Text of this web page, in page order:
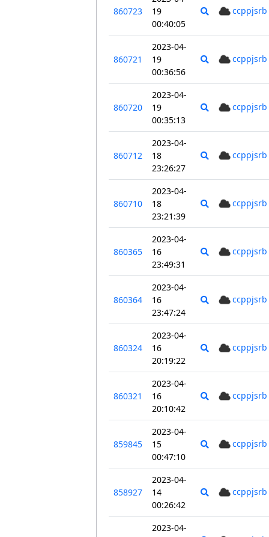
860723
19
00:40:05
ccppjsrb
860721
2023-04-
19
00:36:56
ccppjsrb
860720
2023-04-
19
00:35:13
ccppjsrb
860712
2023-04-
18
23:26:27
ccppjsrb
860710
2023-04-
18
23:21:39
ccppjsrb
860365
2023-04-
16
23:49:31
ccppjsrb
860364
2023-04-
16
23:47:24
ccppjsrb
860324
2023-04-
16
20:19:22
ccppjsrb
860321
2023-04-
16
20:10:42
ccppjsrb
859845
2023-04-
15
00:47:10
ccppjsrb
858927
2023-04-
14
00:26:42
ccppjsrb
2023-04-